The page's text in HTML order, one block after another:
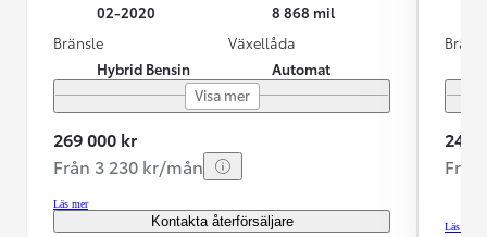
02-2020
8 868 mil
Bränsle
Hybrid Bensin
Växellåda
Automat
Visa mer
269 000 kr
Från 3 230 kr/mån
Läs mer
Kontakta återförsäljare
249
Läs mer